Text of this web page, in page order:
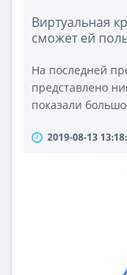
Виртуальная
сможет ей
На последней
представлено
показали
Apple Card
категориями
2019-08-13